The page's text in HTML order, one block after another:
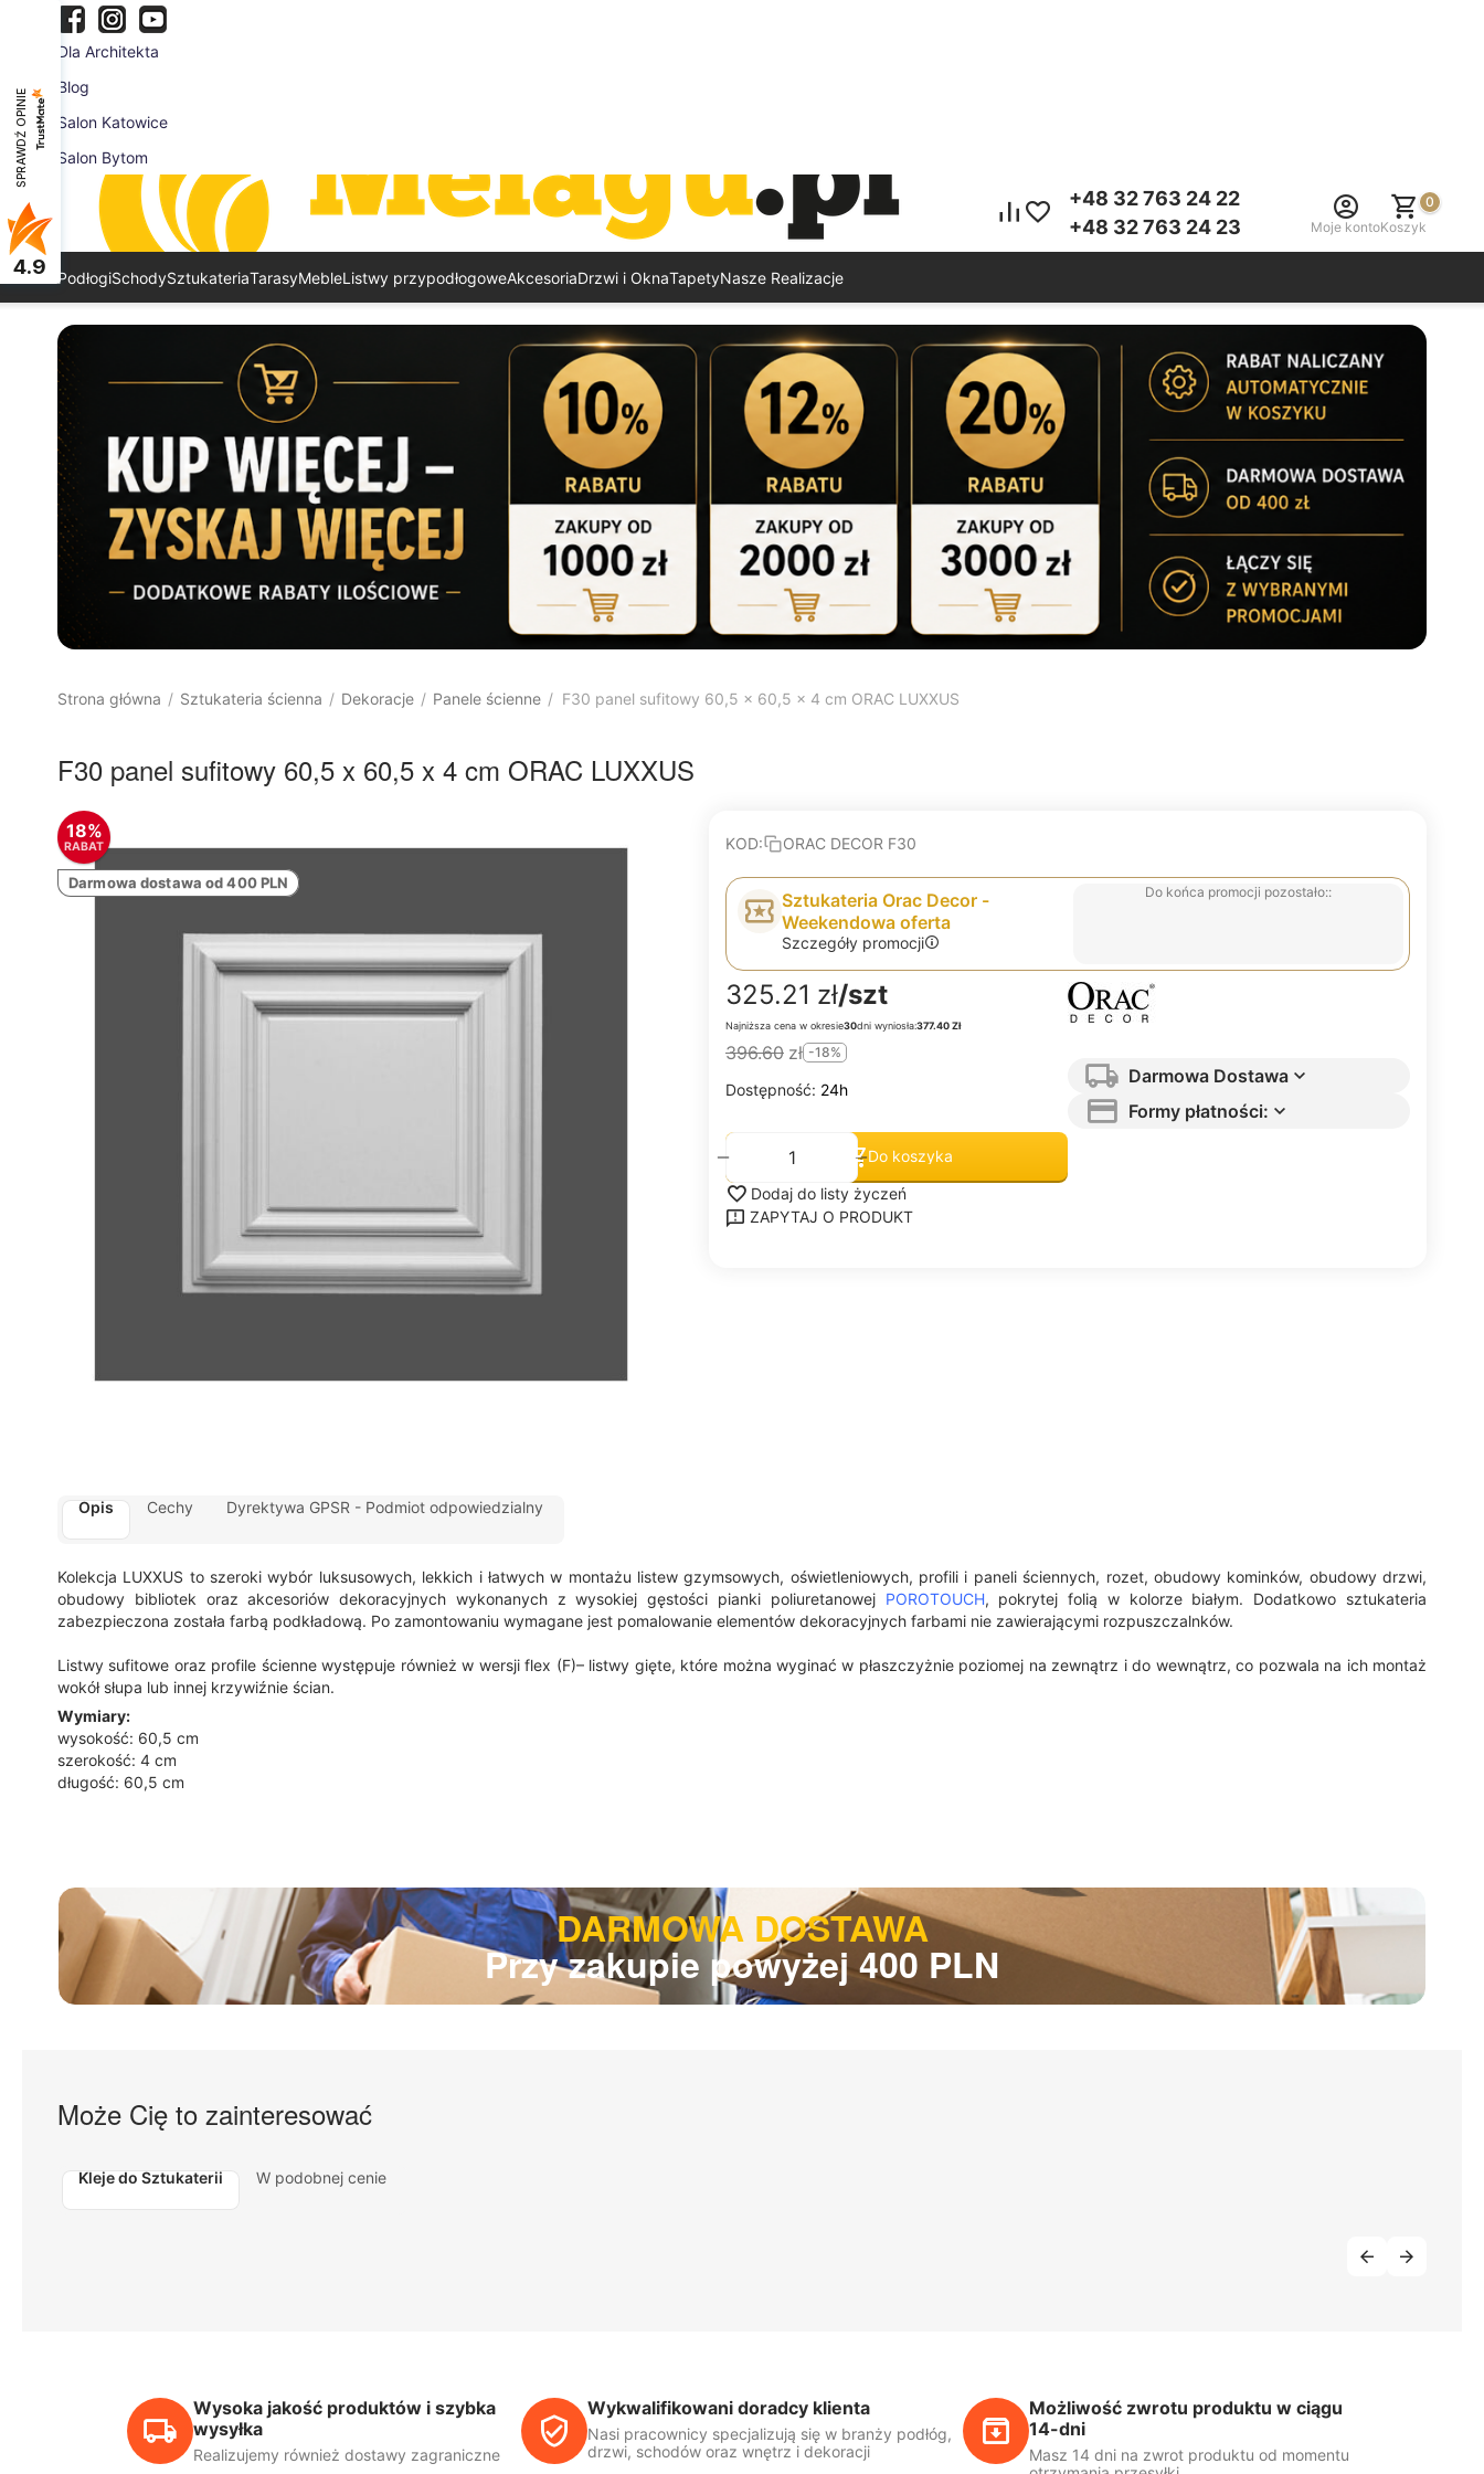
Dla Architekta
Blog
Salon Katowice
Salon Bytom
+48 32 763 24 22
+48 32 763 24 23
Moje konto
0
Koszyk
PodłogiSchodySztukateriaTarasyMebleListwy przypodłogoweAkcesoriaDrzwi i OknaTapetyNasze Realizacje
Strona główna / Sztukateria ścienna / Dekoracje / Panele ścienne / F30 panel sufitowy 60,5 x 60,5 x 4 cm ORAC LUXXUS
F30 panel sufitowy 60,5 x 60,5 x 4 cm ORAC LUXXUS
18%
RABAT
Darmowa dostawa od 400 PLN
KOD: ORAC DECOR F30
Sztukateria Orac Decor -
Weekendowa oferta
Szczegóły promocji
Do końca promocji pozostało::
325.21 zł/szt
Najniższa cena w okresie30dni wyniosła:377.40 Zł
396.60 zł -18%
Dostępność: 24h
+
−
Do koszyka
Dodaj do listy życzeń
ZAPYTAJ O PRODUKT
Darmowa Dostawa
Formy płatności:
Opis Cechy Dyrektywa GPSR - Podmiot odpowiedzialny
Kolekcja LUXXUS to szeroki wybór luksusowych, lekkich i łatwych w montażu listew gzymsowych, oświetleniowych, profili i paneli ściennych, rozet, obudowy kominków, obudowy drzwi,
obudowy bibliotek oraz akcesoriów dekoracyjnych wykonanych z wysokiej gęstości pianki poliuretanowej POROTOUCH, pokrytej folią w kolorze białym. Dodatkowo sztukateria
zabezpieczona została farbą podkładową. Po zamontowaniu wymagane jest pomalowanie elementów dekoracyjnych farbami nie zawierającymi rozpuszczalnków.
Listwy sufitowe oraz profile ścienne występuje również w wersji flex (F)– listwy gięte, które można wyginać w płaszczyżnie poziomej na zewnątrz i do wewnątrz, co pozwala na ich montaż
wokół słupa lub innej krzywiźnie ścian.
Wymiary:
wysokość: 60,5 cm
szerokość: 4 cm
długość: 60,5 cm
DARMOWA DOSTAWA
Przy zakupie powyżej 400 PLN
Może Cię to zainteresować
Kleje do Sztukaterii W podobnej cenie
Wysoka jakość produktów i szybka
wysyłka
Realizujemy również dostawy zagraniczne
Wykwalifikowani doradcy klienta
Nasi pracownicy specjalizują się w branży podłóg,
drzwi, schodów oraz wnętrz i dekoracji
Możliwość zwrotu produktu w ciągu
14-dni
Masz 14 dni na zwrot produktu od momentu
SPRAWDŹ OPINIE
4.9